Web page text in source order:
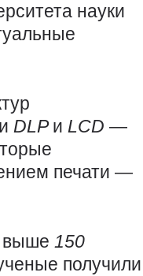
науки
DLPи LCD —
печати —
выше 150
получили